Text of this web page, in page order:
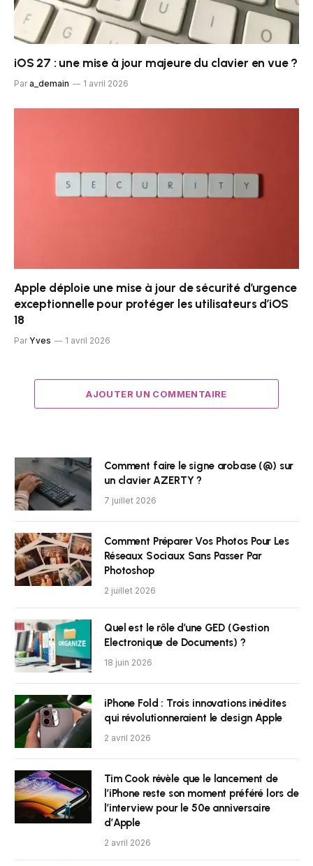
iOS 27 : une mise à jour majeure du clavier en vue ?
Par a_demain 1 avril 2026
Apple déploie une mise à jour de sécurité d’urgence
exceptionnelle pour protéger les utilisateurs d’iOS
18
Par Yves 1 avril 2026
AJOUTER UN COMMENTAIRE
Comment faire le signe arobase (@) sur
un clavier AZERTY ?
7 juillet 2026
Comment Préparer Vos Photos Pour Les
Réseaux Sociaux Sans Passer Par
Photoshop
2 juillet 2026
Quel est le rôle d’une GED (Gestion
Electronique de Documents) ?
18 juin 2026
iPhone Fold : Trois innovations inédites
qui révolutionneraient le design Apple
2 avril 2026
Tim Cook révèle que le lancement de
l’iPhone reste son moment préféré lors de
l’interview pour le 50e anniversaire
d’Apple
2 avril 2026